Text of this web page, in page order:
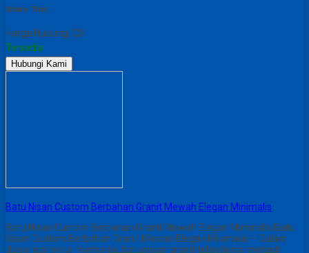
Share This :
Harga Hubungi CS
Tersedia
Hubungi Kami
Batu Nisan Custom Berbahan Granit Mewah Elegan Minimalis
Batu Nisan Custom Berbahan Granit Mewah Elegan Minimalis Batu
Nisan Custom Berbahan Granit Mewah Elegan Minimalis – Dalam
dunia arsitektur memorial, batu nisan granit telah lama menjadi